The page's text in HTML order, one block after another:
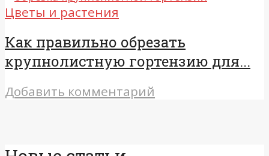
Цветы и растения
Как правильно обрезать
крупнолистную гортензию для...
Добавить комментарий